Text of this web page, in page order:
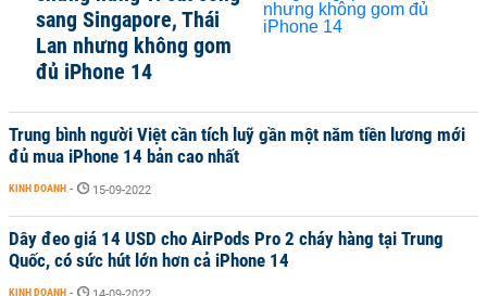
sang Singapore, Thái
Lan nhưng không gom
đủ iPhone 14
Trung bình người Việt cần tích luỹ gần một năm tiền lương mới
đủ mua iPhone 14 bản cao nhất
KINH DOANH - 15-09-2022
Dây đeo giá 14 USD cho AirPods Pro 2 cháy hàng tại Trung
Quốc, có sức hút lớn hơn cả iPhone 14
KINH DOANH